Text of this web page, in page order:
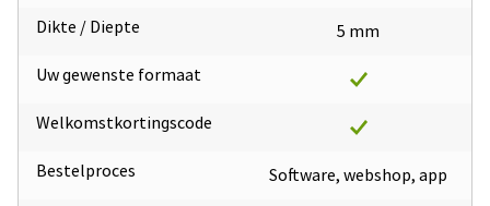
Dikte / Diepte
Uw gewenste formaat
Welkomstkortingscode
Bestelproces
5 mm
Software, webshop, app